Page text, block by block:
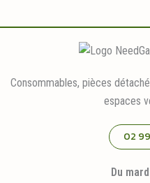
Consommables, pièces
espaces
02
Du